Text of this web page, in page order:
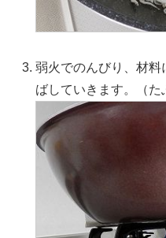
弱火でのんびり、材
ばしていきます。（た